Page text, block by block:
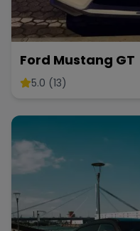
Ford Mustang GT
5.0 (13)